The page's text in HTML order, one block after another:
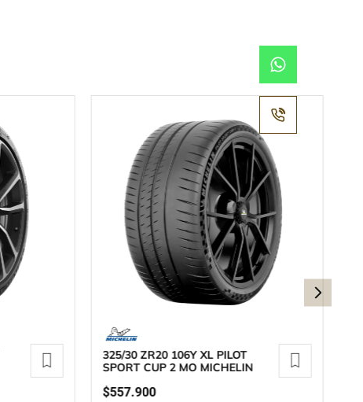
325/30 ZR20 106Y XL PILOT
SPORT CUP 2 MO MICHELIN
$557.900